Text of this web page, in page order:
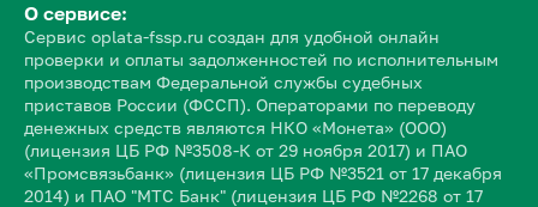
О сервисе:
Сервис oplata-fssp.ru создан для удобной онлайн
проверки и оплаты задолженностей по исполнительным
производствам Федеральной службы судебных
приставов России (ФССП). Операторами по переводу
денежных средств являются НКО «Монета» (ООО)
(лицензия ЦБ РФ №3508-К от 29 ноября 2017) и ПАО
«Промсвязьбанк» (лицензия ЦБ РФ №3521 от 17 декабря
2014) и ПАО "МТС Банк" (лицензия ЦБ РФ №2268 от 17